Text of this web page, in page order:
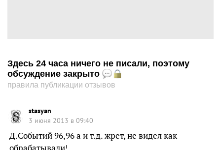
Здесь 24 часа ничего не писали, поэтому
обсуждение закрыто
правила публикации отзывов
stasyan
3 июня 2013 в 09:40
Д.Событий 96,96 а и т.д. жрет, не видел как
обрабатывали!